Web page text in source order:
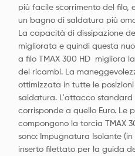
più facile scorrimento del filo,
un bagno di saldatura più
La capacità di dissipazione
migliorata e quindi questa
a filo TMAX 300 HD migliora
dei ricambi. La
ottimizzata in tutte le
saldatura. L'attacco standard
corrisponde a quello Euro. Le
compongono la torcia TMAX
sono: Impugnatura Isolante
inserto filettato per la guida